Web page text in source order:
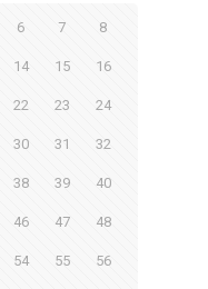
6 7 8
14 15 16
22 23 24
30 31 32
38 39 40
46 47 48
54 55 56